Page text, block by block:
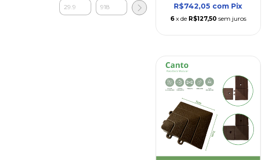
R$742,05 com Pix
6 x de R$127,50 sem juros